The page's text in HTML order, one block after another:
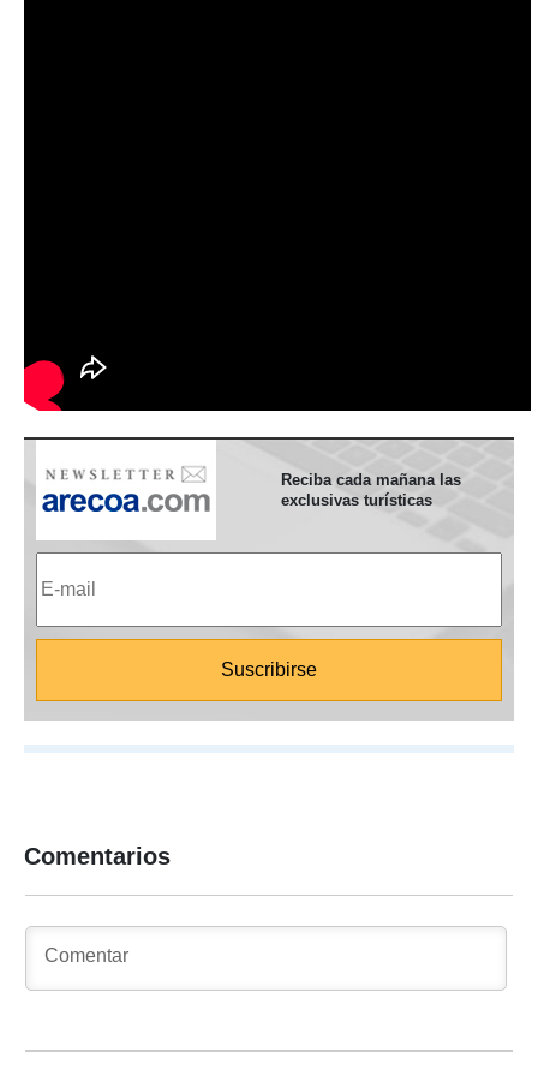
Reciba cada mañana las
exclusivas turísticas
Comentarios